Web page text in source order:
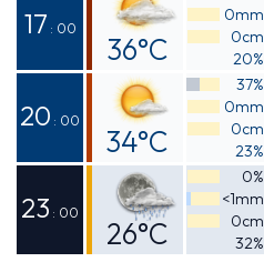
31°C
17 : 00
36°C
Odczuwalna
34°C
0mm
0cm
20%
20 : 00
34°C
Odczuwalna
32°C
37%
0mm
0cm
23%
23 : 00
26°C
0%
<1mm
0cm
32%